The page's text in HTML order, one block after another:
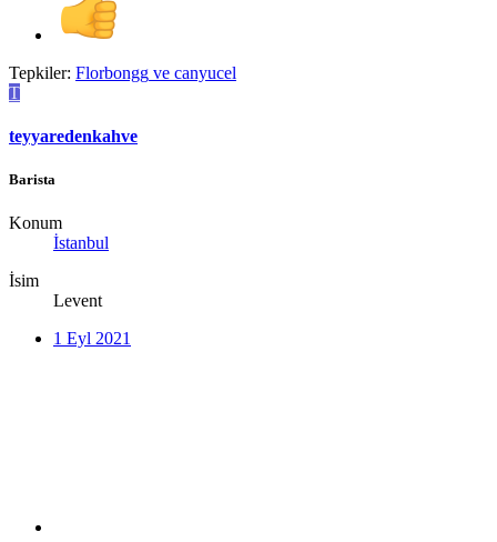
Tepkiler: Florbongg ve canyucel
T
teyyaredenkahve
Barista
Konum
İstanbul
İsim
Levent
1 Eyl 2021